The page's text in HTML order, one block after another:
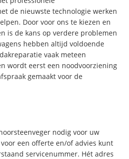
de nieuwste technologie werken
Door voor ons te kiezen en
is de kans op verdere problemen
hebben altijd voldoende
vaak meteen
wordt eerst een noodvoorziening
gemaakt voor de
nodig voor uw
een offerte en/of advies kunt
servicenummer. Hét adres